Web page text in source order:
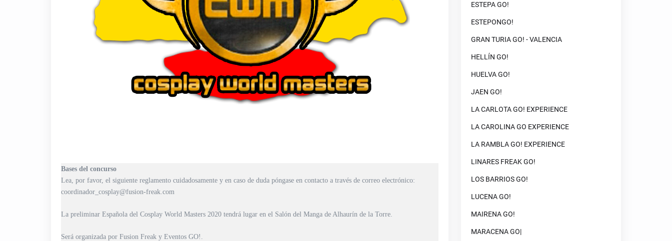
Bases del concurso
Lea, por favor, el siguiente reglamento cuidadosamente y en caso de duda póngase en contacto a través de correo electrónico:
coordinador_cosplay@fusion-freak.com
La preliminar Española del Cosplay World Masters 2020 tendrá lugar en el Salón del Manga de Alhaurín de la Torre.
Será organizada por Fusion Freak y Eventos GO!.
ESTEPA GO!
ESTEPONGO!
GRAN TURIA GO! - VALENCIA
HELLÍN GO!
HUELVA GO!
JAEN GO!
LA CARLOTA GO! EXPERIENCE
LA CAROLINA GO EXPERIENCE
LA RAMBLA GO! EXPERIENCE
LINARES FREAK GO!
LOS BARRIOS GO!
LUCENA GO!
MAIRENA GO!
MARACENA GO|